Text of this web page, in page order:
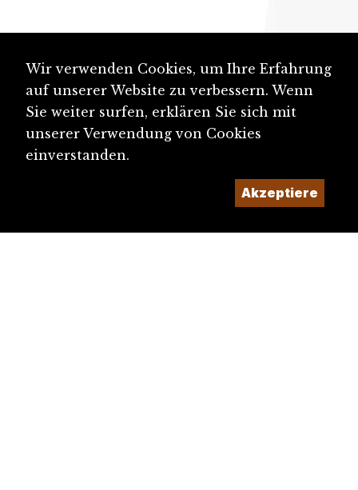
Wir verwenden Cookies, um Ihre Erfahrung
auf unserer Website zu verbessern. Wenn
Sie weiter surfen, erklären Sie sich mit
unserer Verwendung von Cookies
einverstanden.
Akzeptiere